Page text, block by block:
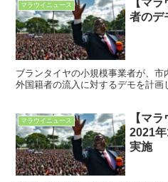
マラウイニュース
【マ
者のデ
ブランタイヤの小規模事業者が、
外国籍者の流入に対するデモを計画
マラウイニュース
【マ
2021
実施